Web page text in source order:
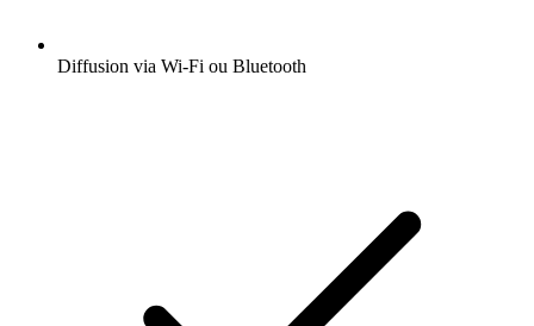
Diffusion via Wi-Fi ou Bluetooth